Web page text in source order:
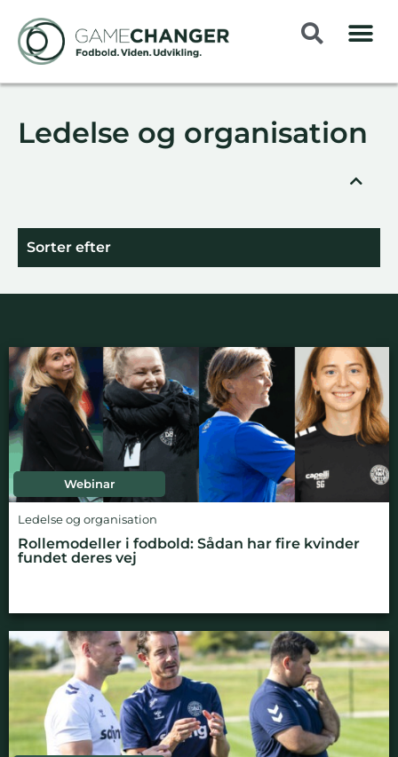
Ledelse og organisation
Sorter efter
Webinar
Ledelse og organisation
Rollemodeller i fodbold: Sådan har fire kvinder
fundet deres vej